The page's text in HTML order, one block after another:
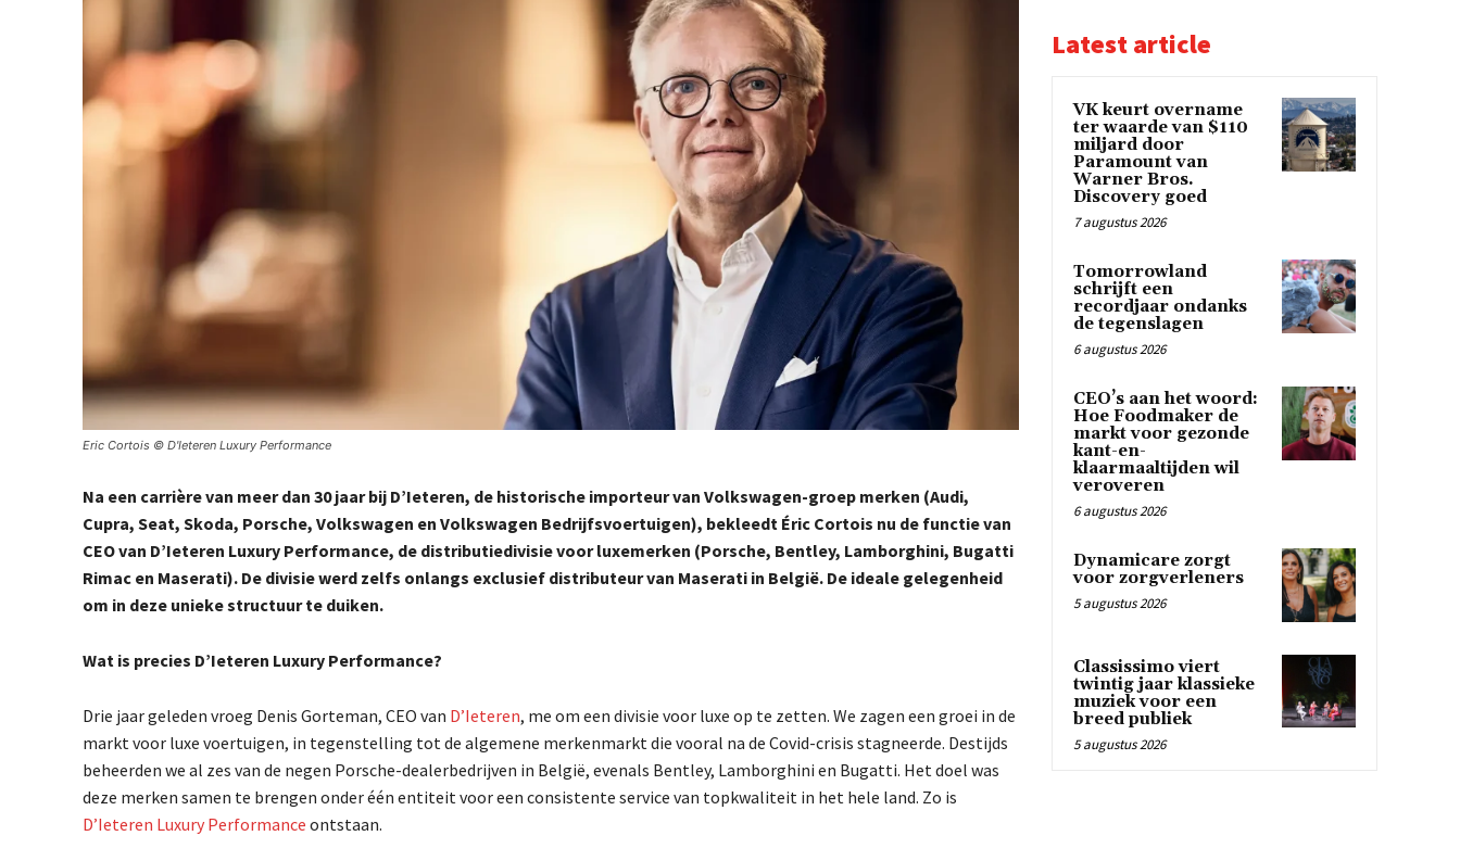
Eric Cortois © D'Ieteren Luxury Performance
Na een carrière van meer dan 30 jaar bij D’Ieteren, de historische importeur van Volkswagen-groep merken (Audi,
Cupra, Seat, Skoda, Porsche, Volkswagen en Volkswagen Bedrijfsvoertuigen), bekleedt Éric Cortois nu de functie van
CEOvan D’Ieteren Luxury Performance, de distributiedivisie voor luxemerken (Porsche, Bentley, Lamborghini, Bugatti
Rimac en Maserati). De divisie werd zelfs onlangs exclusief distributeur van Maserati in België. De ideale gelegenheid
om in deze unieke structuur te duiken.
Wat is precies D’Ieteren Luxury Performance?
Drie jaar geleden vroeg Denis Gorteman, CEO van D’Ieteren, me om een divisie voor luxe op te zetten. We zagen een groei in de
markt voor luxe voertuigen, in tegenstelling tot de algemene merkenmarkt die vooral na de Covid-crisis stagneerde. Destijds
beheerden we al zes van de negen Porsche-dealerbedrijven in België, evenals Bentley, Lamborghini en Bugatti. Het doel was
deze merken samen te brengen onder één entiteit voor een consistente service van topkwaliteit in het hele land. Zo is
D’Ieteren Luxury Performance ontstaan.
Latest article
VK keurt overname
ter waarde van $110
miljard door
Paramount van
Warner Bros.
Discovery goed
7 augustus 2026
Tomorrowland
schrijft een
recordjaar ondanks
de tegenslagen
6 augustus 2026
CEO’s aan het woord:
Hoe Foodmaker de
markt voor gezonde
kant-en-
klaarmaaltijden wil
veroveren
6 augustus 2026
Dynamicare zorgt
voor zorgverleners
5 augustus 2026
Classissimo viert
twintig jaar klassieke
muziek voor een
breed publiek
5 augustus 2026